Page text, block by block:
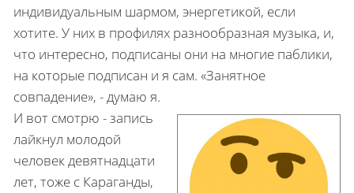
индивидуальным шармом, энергетикой, если
хотите. У них в профилях разнообразная музыка, и,
что интересно, подписаны они на многие паблики,
на которые подписан и я сам. «Занятное
совпадение», - думаю я.
И вот смотрю - запись
лайкнул молодой
человек девятнадцати
лет, тоже с Караганды,